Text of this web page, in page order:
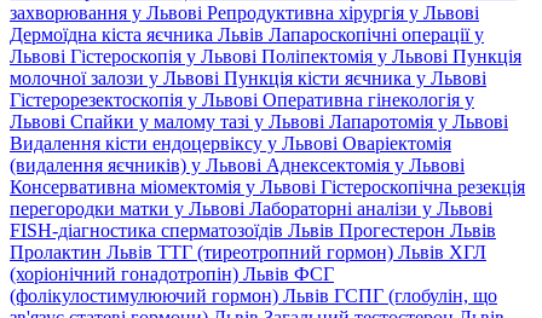
захворювання у Львові Репродуктивна хірургія у Львові
Дермоїдна кіста яєчника Львів Лапароскопічні операції у
Львові Гістероскопія у Львові Поліпектомія у Львові Пункція
молочної залози у Львові Пункція кісти яєчника у Львові
Гістерорезектоскопія у Львові Оперативна гінекологія у
Львові Спайки у малому тазі у Львові Лапаротомія у Львові
Видалення кісти ендоцервіксу у Львові Оваріектомія
(видалення яєчників) у Львові Аднексектомія у Львові
Консервативна міомектомія у Львові Гістероскопічна резекція
перегородки матки у Львові Лабораторні аналізи у Львові
FISH-діагностика сперматозоїдів Львів Прогестерон Львів
Пролактин Львів ТТГ (тиреотропний гормон) Львів ХГЛ
(хоріонічний гонадотропін) Львів ФСГ
(фолікулостимулюючий гормон) Львів ГСПГ (глобулін, що